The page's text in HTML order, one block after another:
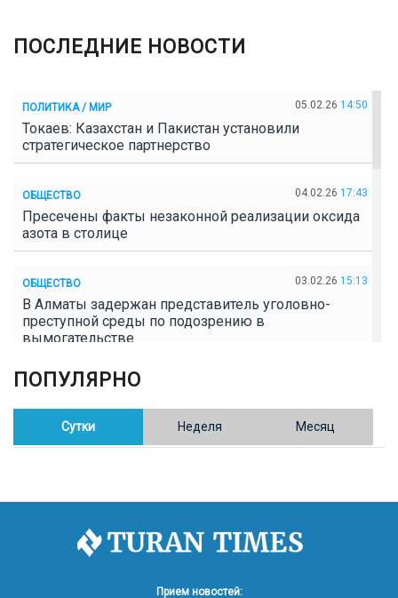
ПОСЛЕДНИЕ НОВОСТИ
ПОЛИТИКА / МИР 05.02.26 14:50
Токаев: Казахстан и Пакистан установили
стратегическое партнерство
ОБЩЕСТВО 04.02.26 17:43
Пресечены факты незаконной реализации оксида
азота в столице
ОБЩЕСТВО 03.02.26 15:13
В Алматы задержан представитель уголовно-
преступной среды по подозрению в
вымогательстве
ОБЩЕСТВО
Полицейские пресекли незаконное выращивание
конопли в Таразе
Казахстан возглавил Договор о зоне, свободной от
8 тыс. жителей Степногорска получили перерасчёт
ПОПУЛЯРНО
Сутки Неделя Месяц
Прием новостей: